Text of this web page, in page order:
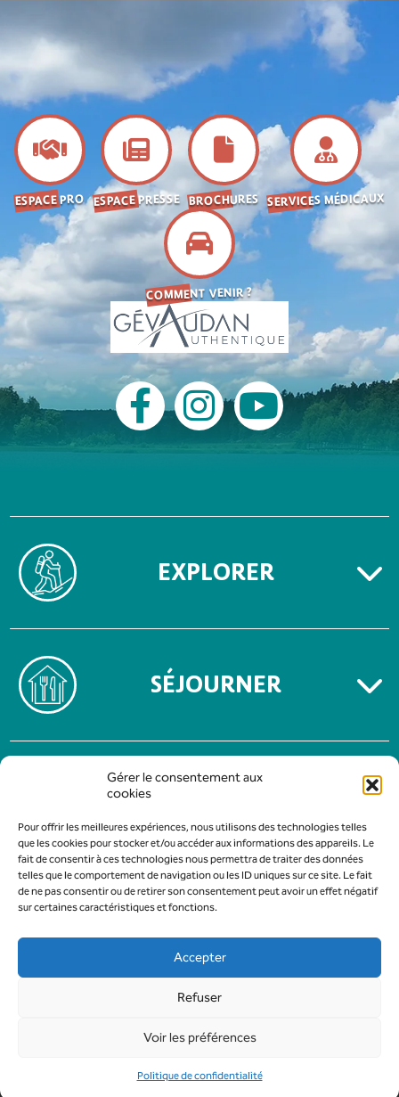
Gérer le consentement aux
cookies
Pour offrir les meilleures expériences, nous utilisons des technologies telles
que les cookies pour stocker et/ou accéder aux informations des appareils. Le
fait de consentir à ces technologies nous permettra de traiter des données
telles que le comportement de navigation ou les ID uniques sur ce site. Le fait
de ne pas consentir ou de retirer son consentement peut avoir un effet négatif
sur certaines caractéristiques et fonctions.
Accepter
Refuser
Voir les préférences
Politique de confidentialité
ESPACE PRO ESPACE PRESSE BROCHURES SERVICES MÉDICAUX
COMMENT VENIR ?
EXPLORER
SÉJOURNER
MENTIONS LÉGALES
POLITIQUE DE CONFIDENTIALITÉ
Conception & Développement :
Tous droits réservés à l'Office du tourisme et du Commerce Gévaudan